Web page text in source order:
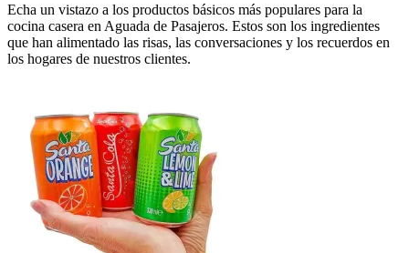
Echa un vistazo a los productos básicos más populares para la
cocina casera en Aguada de Pasajeros. Estos son los ingredientes
que han alimentado las risas, las conversaciones y los recuerdos en
los hogares de nuestros clientes.